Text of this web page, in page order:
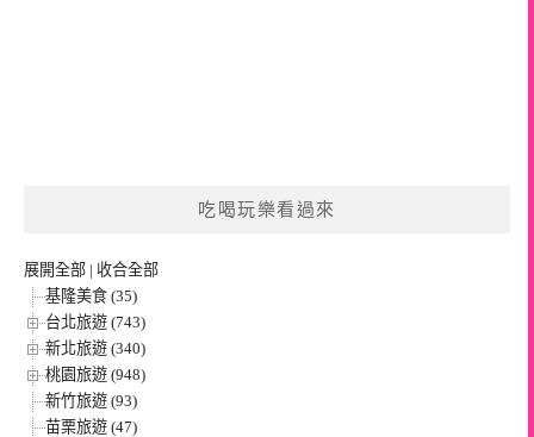
吃喝玩樂看過來
展開全部 | 收合全部
基隆美食 (35)
台北旅遊 (743)
新北旅遊 (340)
桃園旅遊 (948)
新竹旅遊 (93)
苗栗旅遊 (47)